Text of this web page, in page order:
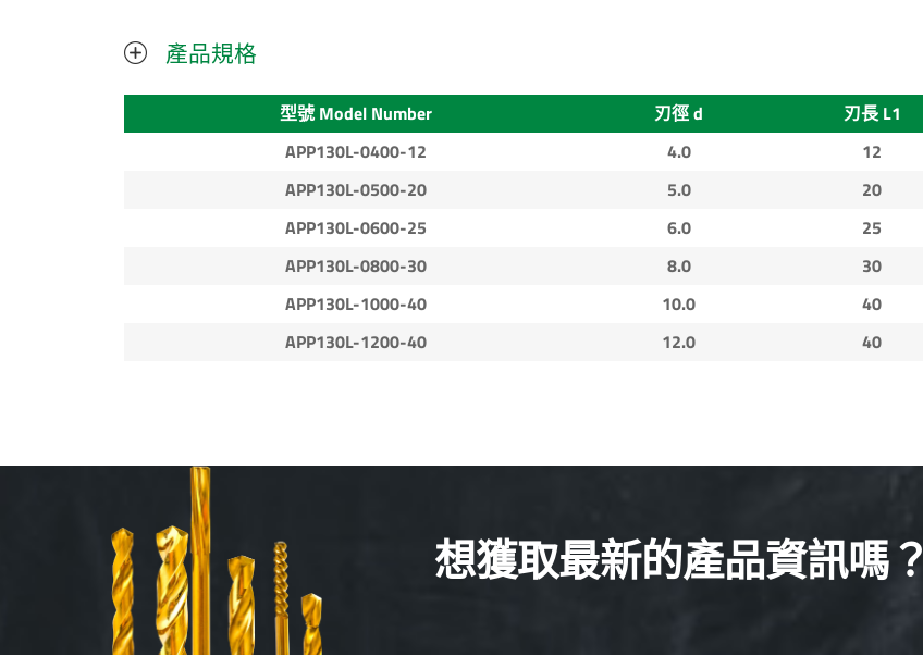
產品規格
型號 Model Number 刃徑 d 刃長 L1
APP130L-0400-12
4.0 12
APP130L-0500-20
5.0 20
APP130L-0600-25
6.0 25
APP130L-0800-30
8.0 30
APP130L-1000-40
10.0 40
APP130L-1200-40
12.0 40
想獲取最新的產品資訊嗎？